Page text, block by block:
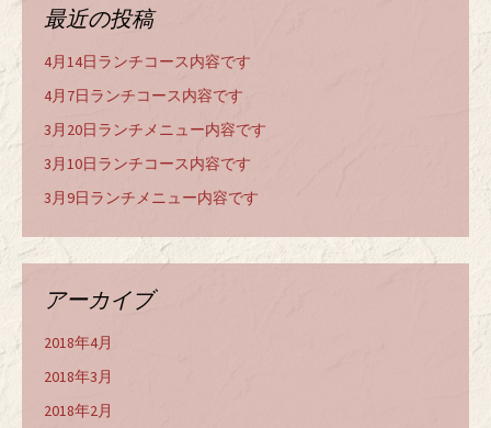
最近の投稿
4月14日ランチコース内容です
4月7日ランチコース内容です
3月20日ランチメニュー内容です
3月10日ランチコース内容です
3月9日ランチメニュー内容です
アーカイブ
2018年4月
2018年3月
2018年2月